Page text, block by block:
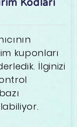
Kodları
kuponları
İlginizi